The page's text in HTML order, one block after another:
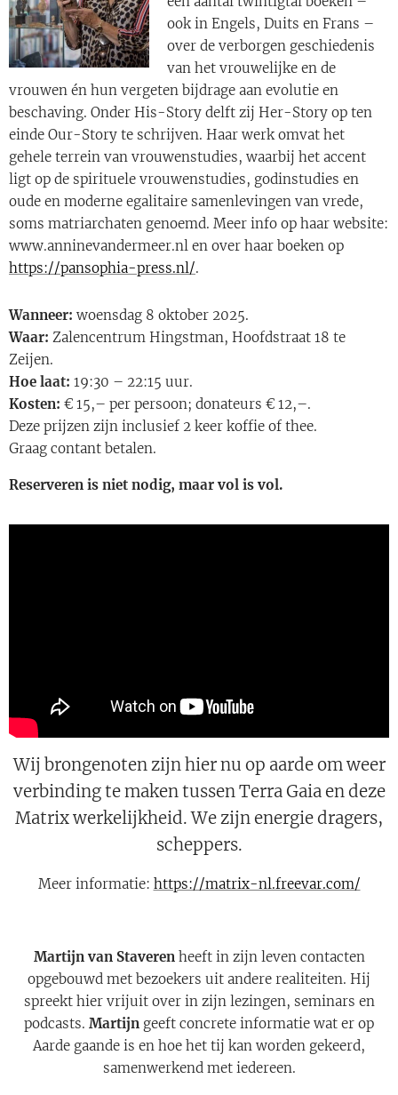
ook in Engels, Duits en Frans –
over de verborgen geschiedenis
van het vrouwelijke en de
vrouwen én hun vergeten bijdrage aan evolutie en
beschaving. Onder His-Story delft zij Her-Story op ten
einde Our-Story te schrijven. Haar werk omvat het
gehele terrein van vrouwenstudies, waarbij het accent
ligt op de spirituele vrouwenstudies, godinstudies en
oude en moderne egalitaire samenlevingen van vrede,
soms matriarchaten genoemd. Meer info op haar website:
www.anninevandermeer.nl en over haar boeken op
https://pansophia-press.nl/.
Wanneer: woensdag 8 oktober 2025.
Waar: Zalencentrum Hingstman, Hoofdstraat 18 te
Zeijen.
Hoe laat: 19:30 – 22:15 uur.
Kosten: € 15,– per persoon; donateurs € 12,–.
Deze prijzen zijn inclusief 2 keer koffie of thee.
Graag contant betalen.
Reserveren is niet nodig, maar vol is vol.
Wij brongenoten zijn hier nu op aarde om weer
verbinding te maken tussen Terra Gaia en deze
Matrix werkelijkheid. We zijn energie dragers,
scheppers.
Meer informatie: https://matrix-nl.freevar.com/
Martijn van Staverenheeft in zijn leven contacten
opgebouwd met bezoekers uit andere realiteiten. Hij
spreekt hier vrijuit over in zijn lezingen, seminars en
podcasts. Martijn geeft concrete informatie wat er op
Aarde gaande is en hoe het tij kan worden gekeerd,
samenwerkend met iedereen.